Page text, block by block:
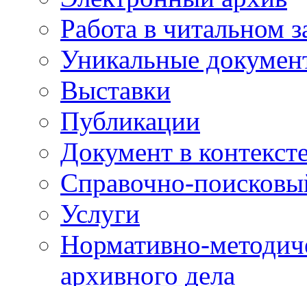
Работа в читальном
Уникальные
Выставки
Публикации
Документ в
Справочно-
Услуги
Нормативно-
архивного дела